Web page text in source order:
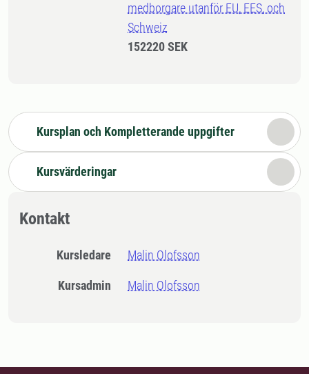
medborgare utanför EU, EES, och
Schweiz
152220 SEK
Kursplan och Kompletterande uppgifter
Kursvärderingar
Kontakt
Kursledare Malin Olofsson
Kursadmin Malin Olofsson